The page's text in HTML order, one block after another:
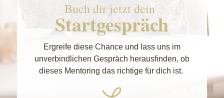
Buch dir jetzt dein
Startgespräch
Ergreife diese Chance und lass uns im
unverbindlichen Gespräch herausfinden, ob
dieses Mentoring das richtige für dich ist.